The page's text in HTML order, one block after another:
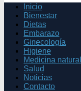
Inicio
Bienestar
Dietas
Embarazo
Ginecología
Higiene
Medicina natural
Salud
Noticias
Contacto